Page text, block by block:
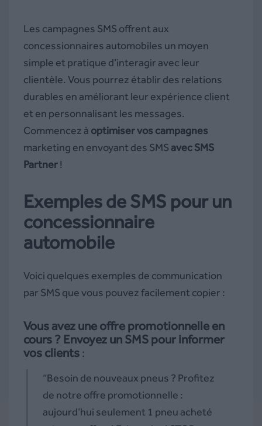
Les campagnes SMS offrent aux
concessionnaires automobiles un moyen
simple et pratique d’interagir avec leur
clientèle. Vous pourrez établir des relations
durables en améliorant leur expérience client
et en personnalisant les messages.
Commencez à optimiser vos campagnes
marketing en envoyant des SMS avec SMS
Partner!
Exemples de SMS pour un
concessionnaire
automobile
Voici quelques exemples de communication
par SMS que vous pouvez facilement copier :
Vous avez une offre promotionnelle en
cours ? Envoyez un SMS pour informer
vos clients :
“Besoin de nouveaux pneus ? Profitez
de notre offre promotionnelle :
aujourd’hui seulement 1 pneu acheté